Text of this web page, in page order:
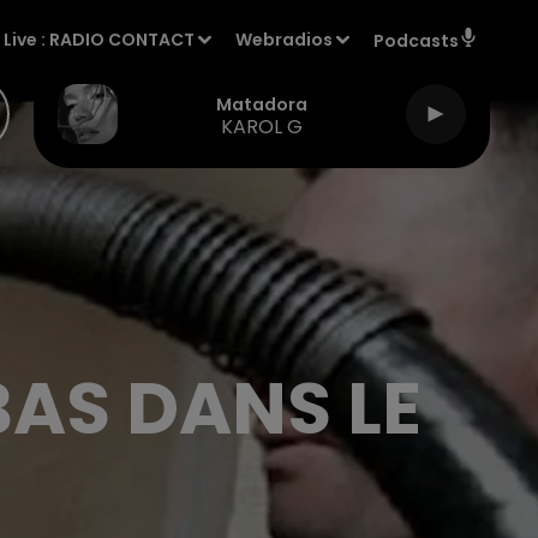
Live : RADIO CONTACT Webradios Podcasts
Matadora
KAROL G
DANS LE